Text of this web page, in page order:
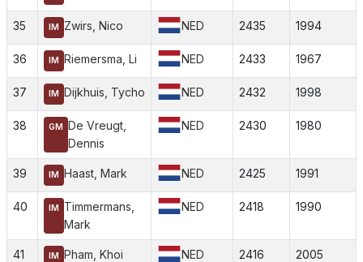
35 IM Zwirs, Nico NED 2435 1994
36 IM Riemersma, Li NED 2433 1967
37 IM Dijkhuis, Tycho NED 2432 1998
38 GM De Vreugt,
Dennis
NED 2430 1980
39 IM Haast, Mark NED 2425 1991
40 IM
Timmermans,
Mark
NED 2418 1990
41 IM Pham, Khoi NED 2416 2005